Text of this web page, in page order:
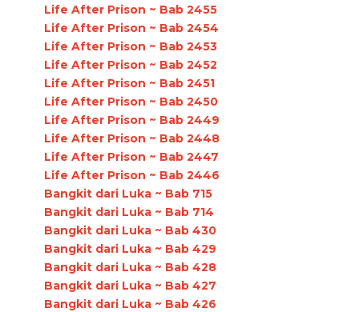
Life After Prison ~ Bab 2455
Life After Prison ~ Bab 2454
Life After Prison ~ Bab 2453
Life After Prison ~ Bab 2452
Life After Prison ~ Bab 2451
Life After Prison ~ Bab 2450
Life After Prison ~ Bab 2449
Life After Prison ~ Bab 2448
Life After Prison ~ Bab 2447
Life After Prison ~ Bab 2446
Bangkit dari Luka ~ Bab 715
Bangkit dari Luka ~ Bab 714
Bangkit dari Luka ~ Bab 430
Bangkit dari Luka ~ Bab 429
Bangkit dari Luka ~ Bab 428
Bangkit dari Luka ~ Bab 427
Bangkit dari Luka ~ Bab 426